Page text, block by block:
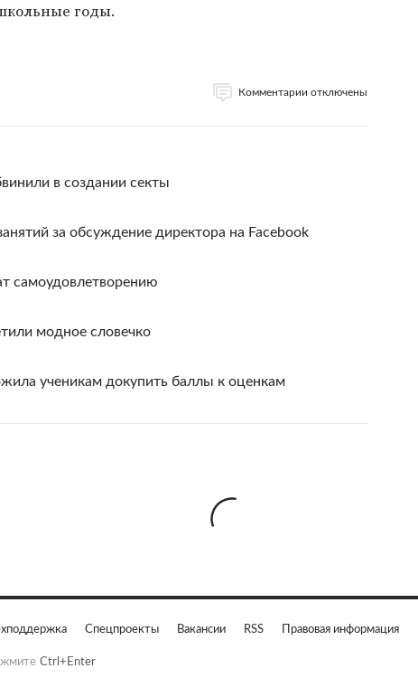
годы.
Комментарии отключены
в создании секты
за обсуждение директора на Facebook
самоудовлетворению
модное словечко
ученикам докупить баллы к оценкам
Спецпроекты Вакансии RSS Правовая информация
Ctrl+Enter